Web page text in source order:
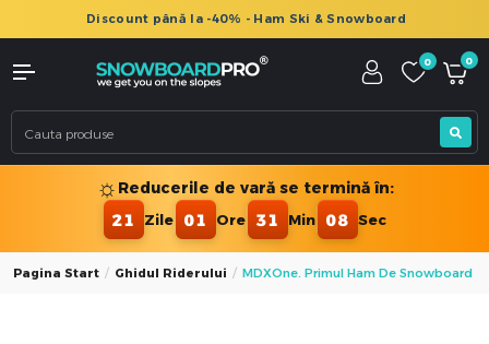
Discount până la -30% - Legături Snowboard
0 0
☼ Reducerile de vară se termină în:
21 Zile 01 Ore 31 Min 06 Sec
Pagina Start Ghidul Riderului MDXOne. Primul Ham De Snowboard